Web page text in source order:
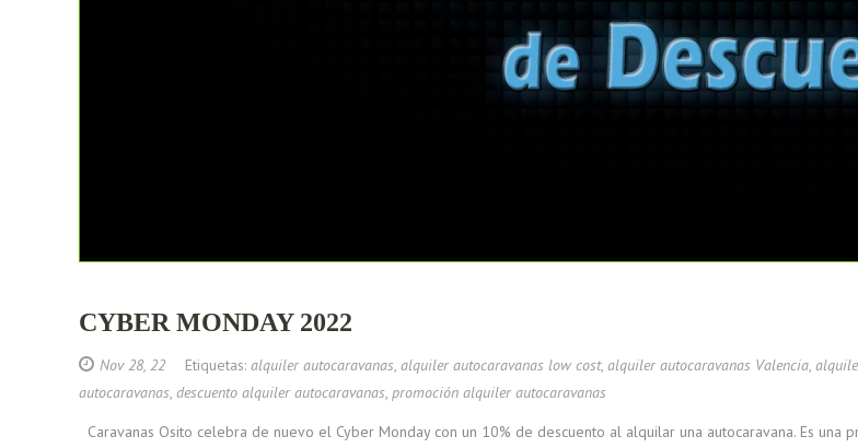
CYBER MONDAY 2022
Nov 28, 22 Etiquetas: alquiler autocaravanas, alquiler autocaravanas low cost, alquiler autocaravanas Valencia,
autocaravanas, descuento alquiler autocaravanas, promoción alquiler autocaravanas
Caravanas Osito celebra de nuevo el Cyber Monday con un 10% de descuento al alquilar una autocaravana. Es